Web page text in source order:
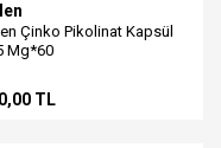
Çinko Pikolinat Kapsül
Mg*60
TL